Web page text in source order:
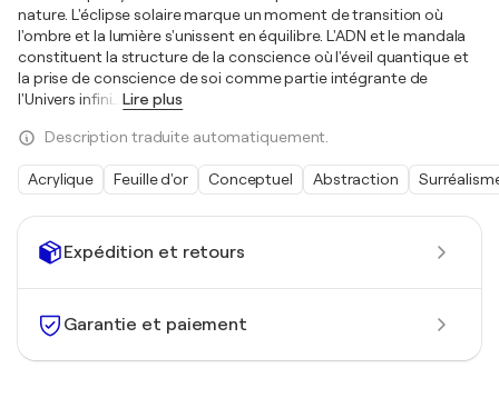
Expédition et retours
Garantie et paiement
nature. L'éclipse solaire marque un moment de transition où
l'ombre et la lumière s'unissent en équilibre. L'ADN et le mandala
constituent la structure de la conscience où l'éveil quantique et
la prise de conscience de soi comme partie intégrante de
l'Univers infini… Lire plus
Description traduite automatiquement.
Acrylique Feuille d'or Conceptuel Abstraction